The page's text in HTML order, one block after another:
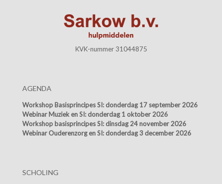
KVK-nummer 31044875
AGENDA
Workshop Basisprincipes SI: donderdag 17 september 2026
Webinar Muziek en SI: donderdag 1 oktober 2026
Workshop basisprincipes SI: dinsdag 24 november 2026
Webinar Ouderenzorg en SI: donderdag 3 december 2026
SCHOLING